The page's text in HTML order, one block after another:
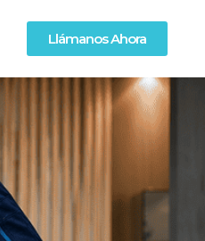
Llámanos Ahora